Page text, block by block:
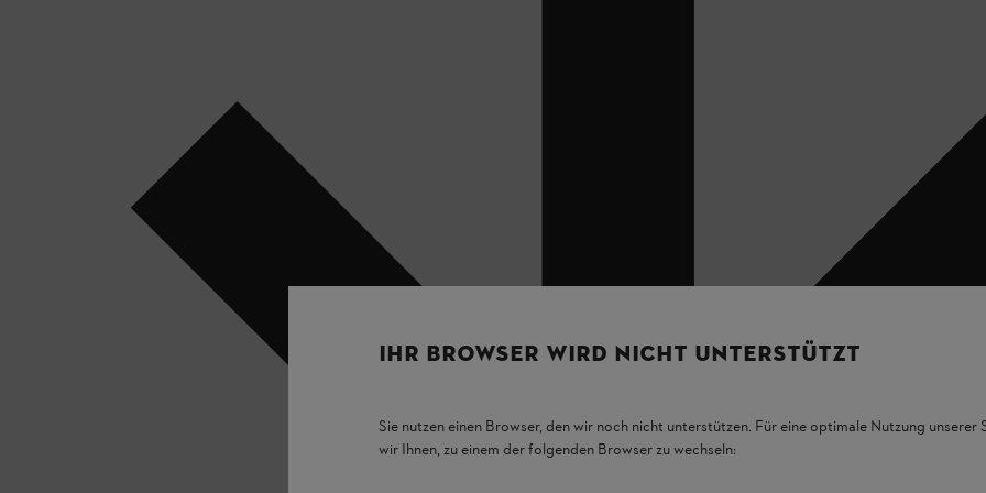
IHR BROWSER WIRD NICHT UNTERSTÜTZT
Sie nutzen einen Browser, den wir noch nicht unterstützen. Für eine optimale Nutzung unserer
wir Ihnen, zu einem der folgenden Browser zu wechseln: